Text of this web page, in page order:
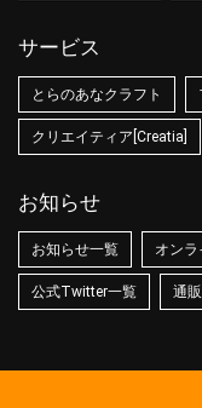
サービス
とらのあなクラフト
クリエイティア[Creatia]
お知らせ
お知らせ一覧 オン
公式Twitter一覧 通